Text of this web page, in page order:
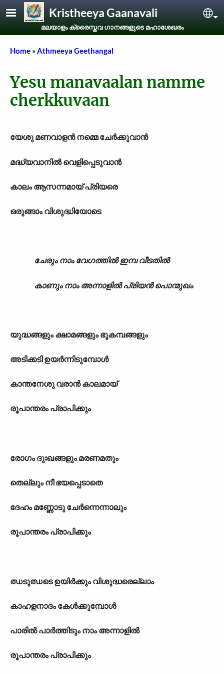
Skip to main contentKristheeya Gaanavali
മലയാളം ക്രൈസ്തവ ഗാനങ്ങളുടെ മഹാശേഖരം
Breadcrumb
Home Athmeeya Geethangal
Yesu manavaalan namme
cherkkuvaan
യേശു മണവാളൻ നമ്മെ ചേർക്കുവാൻ
മദ്ധ്യവാനിൽ വെളിപ്പെടുവാൻ
കാലം ആസന്നമായ് പ്രിയരെ
ഒരുങ്ങാം വിശുദ്ധിയോടെ
ചേരും നാം വേഗത്തിൽ ഇമ്പ വീടതിൽ
കാണും നാം അന്നാളിൽ പ്രിയൻ പൊന്മുഖം
യുദ്ധങ്ങളും ക്ഷാമങ്ങളും ഭൂകമ്പങ്ങളും
അടിക്കടി ഉയർന്നിടുമ്പോൾ
കാന്തനേശു വരാൻ കാലമായ്
രൂപാന്തരം പ്രാപിക്കും
രോഗം ദുഃഖങ്ങളും മരണമതും
തെല്ലും നീ ഭയപ്പെടാതെ
ദേഹം മണ്ണോടു ചേർന്നെന്നാലും
രൂപാന്തരം പ്രാപിക്കും
ഝടുഝടെ ഉയിർക്കും വിശുദ്ധരെല്ലാം
കാഹളനാദം കേൾക്കുമ്പോൾ
പാരിൽ പാർത്തിടും നാം അന്നാളിൽ
രൂപാന്തരം പ്രാപിക്കും